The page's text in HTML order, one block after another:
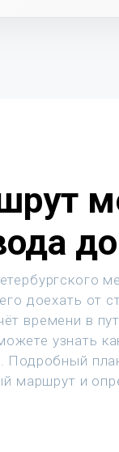
доехать от
времени в
узнать
Подробный
маршрут и